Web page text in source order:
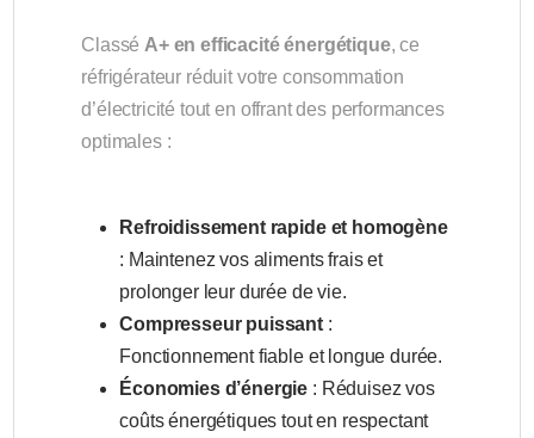
Classé A+ en efficacité énergétique, ce
réfrigérateur réduit votre consommation
d’électricité tout en offrant des performances
optimales :
Refroidissement rapide et homogène
: Maintenez vos aliments frais et
prolonger leur durée de vie.
Compresseur puissant :
Fonctionnement fiable et longue durée.
Économies d’énergie : Réduisez vos
coûts énergétiques tout en respectant